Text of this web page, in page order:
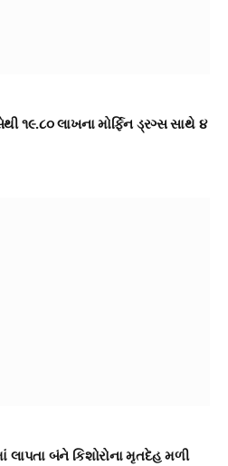
૧૯.૮૦ લાખના મોર્ફિન ડ્રગ્સ સાથે ૪
લાપતા બંને કિશોરોના મૃતદેહ મળી